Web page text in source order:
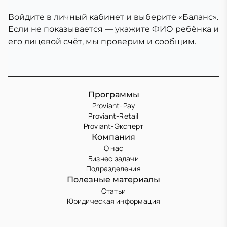
Войдите в личный кабинет и выберите «Баланс».
Если не показывается — укажите ФИО ребёнка и
его лицевой счёт, мы проверим и сообщим.
Программы
Proviant-Pay
Proviant-Retail
Proviant-Эксперт
Компания
О нас
Бизнес задачи
Подразделения
Полезные материалы
Статьи
Юридическая информация